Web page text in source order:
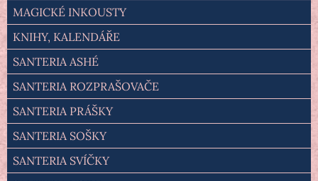
MAGICKÉ INKOUSTY
KNIHY, KALENDÁŘE
SANTERIA ASHÉ
SANTERIA ROZPRAŠOVAČE
SANTERIA PRÁŠKY
SANTERIA SOŠKY
SANTERIA SVÍČKY